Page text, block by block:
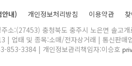
내) 개인정보처리방침 이용약관
소:(27453) 충청북도 충주시 노은면 솔고
| 업태 및 종목:소매/전자상거래 | 통신판매
853-3384 | 개인정보관리책임자:이승호